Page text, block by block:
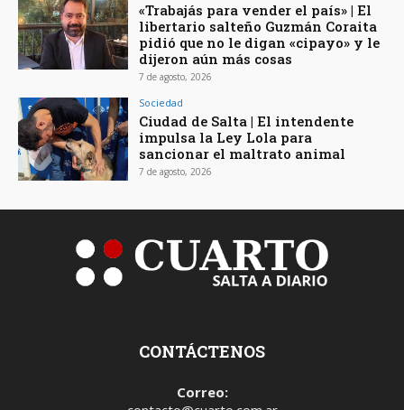
«Trabajás para vender el país» | El
libertario salteño Guzmán Coraita
pidió que no le digan «cipayo» y le
dijeron aún más cosas
7 de agosto, 2026
Sociedad
Ciudad de Salta | El intendente
impulsa la Ley Lola para
sancionar el maltrato animal
7 de agosto, 2026
CONTÁCTENOS
Correo: